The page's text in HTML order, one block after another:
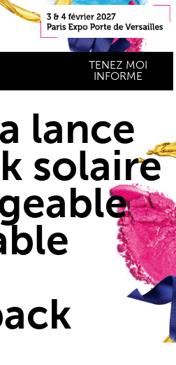
TENEZ MOI
INFORME
lance
solaire